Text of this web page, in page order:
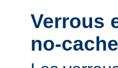
Verrous
no-cache